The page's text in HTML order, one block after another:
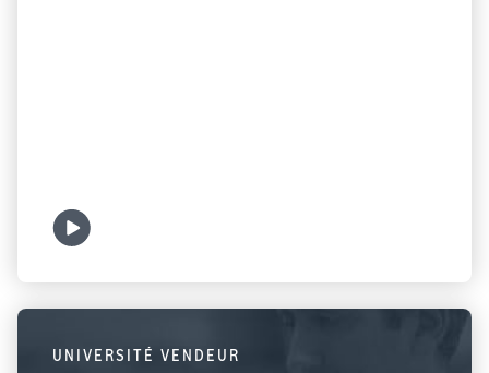
UNIVERSITÉ VENDEUR